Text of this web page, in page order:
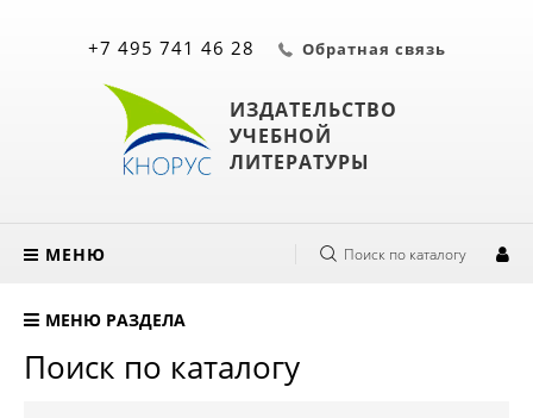
ИЗДАТЕЛЬСТВО
УЧЕБНОЙ
ЛИТЕРАТУРЫ
+7 495 741 46 28 Обратная связь
МЕНЮ Поиск по каталогу
МЕНЮ РАЗДЕЛА
Поиск по каталогу